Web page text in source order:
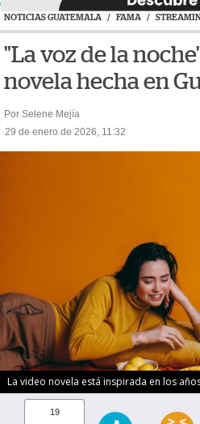
NOTICIAS GUATEMALA / FAMA /
"La voz de la
novela hecha en
Por Selene Mejía
29 de enero de 2026, 11:32
La video novela está inspirada en los
19